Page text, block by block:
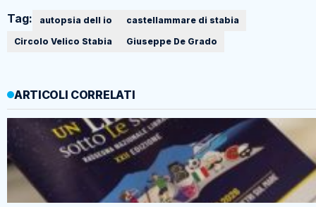
Tag: autopsia dell io
castellammare di stabia
Circolo Velico Stabia
Giuseppe De Grado
ARTICOLI CORRELATI